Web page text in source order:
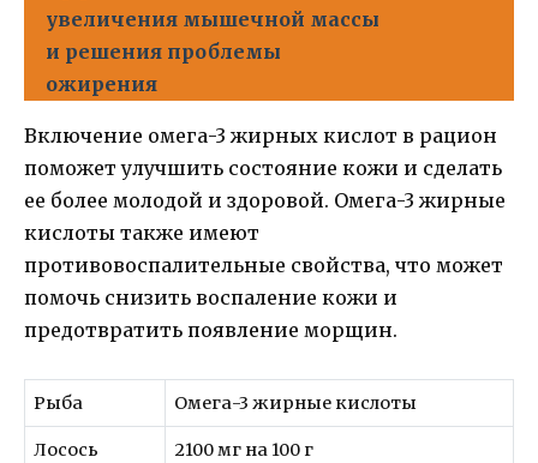
увеличения мышечной массы
и решения проблемы
ожирения
Включение омега-3 жирных кислот в рацион
поможет улучшить состояние кожи и сделать
ее более молодой и здоровой. Омега-3 жирные
кислоты также имеют
противовоспалительные свойства, что может
помочь снизить воспаление кожи и
предотвратить появление морщин.
Рыба Омега-3 жирные кислоты
Лосось 2100 мг на 100 г